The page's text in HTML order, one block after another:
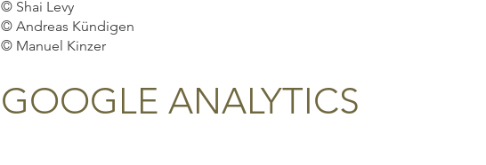
© Shai Levy
© Andreas Kündigen
© Manuel Kinzer
GOOGLE ANALYTICS